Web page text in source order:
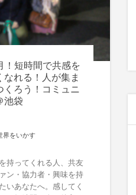
短時間で共感を
れる！人が集ま
くろう！コミュニ
池袋
界をいかす
持ってくれる人、共友
ン・協力者・興味を持
いあなたへ。感してく